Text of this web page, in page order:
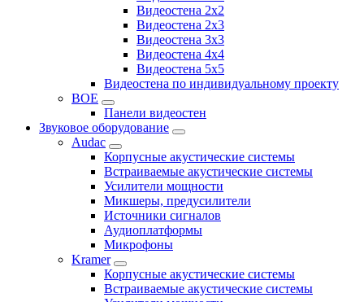
Видеостена 2x2
Видеостена 2x3
Видеостена 3x3
Видеостена 4x4
Видеостена 5x5
Видеостена по индивидуальному проекту
BOE
Панели видеостен
Звуковое оборудование
Audac
Корпусные акустические системы
Встраиваемые акустические системы
Усилители мощности
Микшеры, предусилители
Источники сигналов
Аудиоплатформы
Микрофоны
Kramer
Корпусные акустические системы
Встраиваемые акустические системы